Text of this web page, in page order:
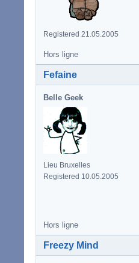
Registered 21.05.2005
Hors ligne
Fefaine
Belle Geek
Lieu Bruxelles
Registered 10.05.2005
Hors ligne
Freezy Mind